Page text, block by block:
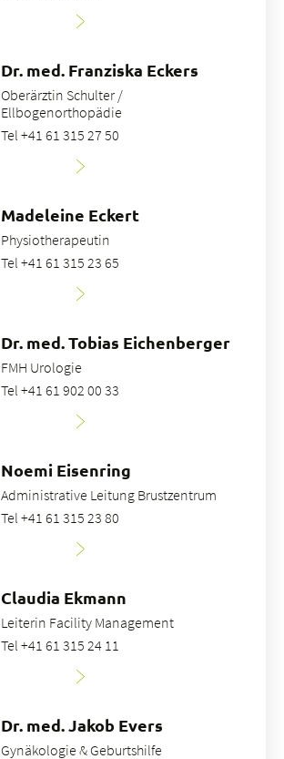
Dr. med. Franziska Eckers
Oberärztin Schulter /
Ellbogenorthopädie
Tel +41 61 315 27 50
Madeleine Eckert
Physiotherapeutin
Tel +41 61 315 23 65
Dr. med. Tobias Eichenberger
FMH Urologie
Tel +41 61 902 00 33
Noemi Eisenring
Administrative Leitung Brustzentrum
Tel +41 61 315 23 80
Claudia Ekmann
Leiterin Facility Management
Tel +41 61 315 24 11
Dr. med. Jakob Evers
Gynäkologie & Geburtshilfe